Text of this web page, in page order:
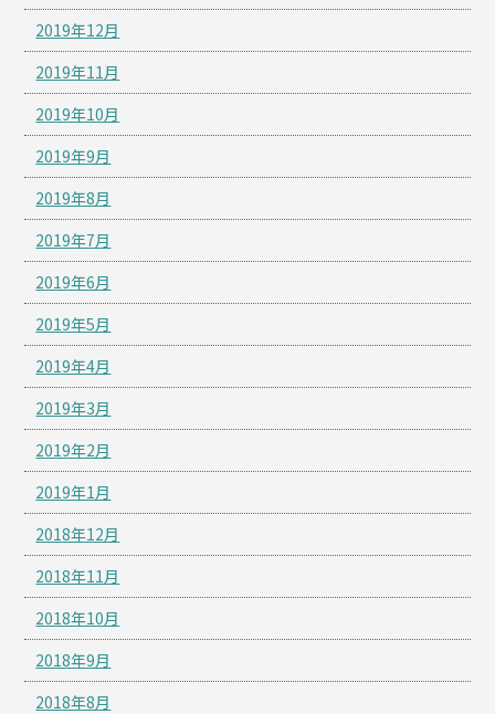
2019年12月
2019年11月
2019年10月
2019年9月
2019年8月
2019年7月
2019年6月
2019年5月
2019年4月
2019年3月
2019年2月
2019年1月
2018年12月
2018年11月
2018年10月
2018年9月
2018年8月